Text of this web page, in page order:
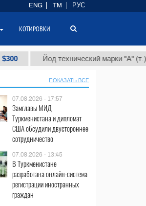
Йод технический марки "А" (т.)
ПОКАЗАТЬ ВСЕ
07.08.2026 - 17:57
Замглавы МИД
Туркменистана и дипломат
США обсудили двустороннее
сотрудничество
07.08.2026 - 13:45
В Туркменистане
разработана онлайн-система
регистрации иностранных
граждан
ENG TM РУС
КОТИРОВКИ